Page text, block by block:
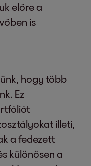
előre a
is
hogy több
Ez
illeti,
a fedezett
különösen a